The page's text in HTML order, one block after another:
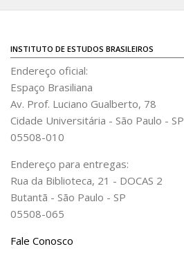
IEB Archive
IEB Library
IEB Visual Arts Collection
Journal [RIEB]
CRINT
Graduate Program
Post-doc / Researchers
Contact US
INSTITUTO DE ESTUDOS BRASILEIROS
Endereço oficial:
Espaço Brasiliana
Av. Prof. Luciano Gualberto, 78
Cidade Universitária - São Paulo - SP
05508-010
Endereço para entregas:
Rua da Biblioteca, 21 - DOCAS 2
Butantã - São Paulo - SP
05508-065
Fale Conosco